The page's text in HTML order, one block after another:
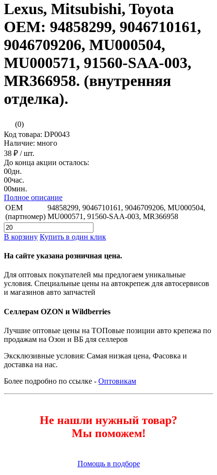
Lexus, Mitsubishi, Toyota
ОЕМ: 94858299, 9046710161,
9046709206, MU000504,
MU000571, 91560-SAA-003,
MR366958. (внутренняя
отделка).
(0)
Код товара: DP0043
Наличие: много
38 ₽ / шт.
До конца акции осталось:
00дн.
00час.
00мин.
Полное описание
OEM
(партномер)
94858299, 9046710161, 9046709206, MU000504,
MU000571, 91560-SAA-003, MR366958
В корзину Купить в один клик
На сайте указана розничная цена.
Для оптовых покупателей мы предлогаем уникальные
условия. Специальные цены на автокрепеж для автосервисов
и магазинов авто запчастей
Селлерам OZON и Wildberries
Лучшие оптовые цены на ТОПовые позиции авто крепежа по
продажам на Озон и ВБ для селлеров
Эксклюзивные условия: Самая низкая цена, Фасовка и
доставка на нас.
Более подробно по ссылке - Оптовикам
Не нашли нужный товар?
Мы поможем!
Помощь в подборе